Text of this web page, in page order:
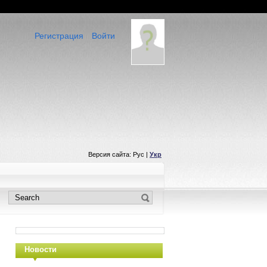
Войти
Регистрация
Версия сайта: Рус | Укр
Новости